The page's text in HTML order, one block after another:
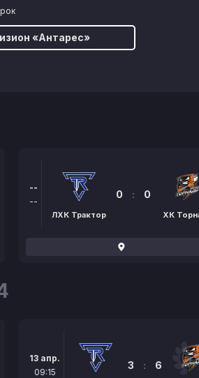
«Антарес»
--
--
ЛХК Трактор
0 : 0
ХК
13 апр.
09:15
3 : 6